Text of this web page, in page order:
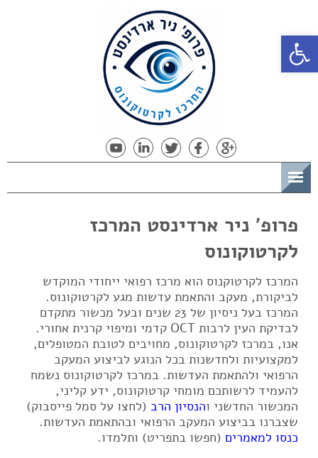
פתח סרגל נגישות
פרופ' ניר ארדינסט המרכז
לקרטוקונוס
המרכז לקרטוקנוס הוא מרכז רפואי ייחודי המוקדש
לביקורת, מעקב והתאמת עדשות מגע לקרטוקונוס.
המרכז בעל ניסיון של 23 שנים ובעל מכשור מתקדם
לבדיקת העין לרבות OCT קדמי ומיפוי קרנית אחורי.
אנו, במרכז לקרטוקונוס, מחויבים לטובת המטופלים,
למקצועיות ולחדשנות בכל הנוגע לביצוע המעקב
הרפואי ולהתאמת העדשות. במרכז לקרטוקונוס נשמח
להעמיד לרשותכם מומחי קרטוקונוס, ידע קליני,
המכשור החדשני והנסיון הרב (לחצו על סמל פייסבוק)
שצברנו בביצוע המעקב הרפואי ובהתאמת העדשות.
כנסו למאמרים (חפשו בתפריט) ותלמדו.